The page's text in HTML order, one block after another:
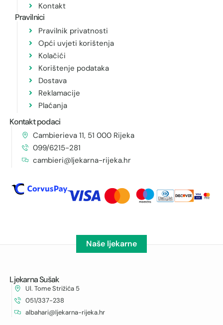
Kontakt
Pravilnici
Pravilnik privatnosti
Opći uvjeti korištenja
Kolačići
Korištenje podataka
Dostava
Reklamacije
Plaćanja
Kontakt podaci
Cambierieva 11, 51 000 Rijeka
099/6215-281
cambieri@ljekarna-rijeka.hr
Naše ljekarne
Ljekarna Sušak
Ul. Tome Strižića 5
051/337-238
albahari@ljekarna-rijeka.hr